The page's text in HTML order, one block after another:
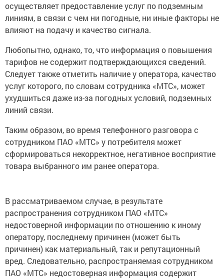
осуществляет предоставление услуг по подземным
линиям, в связи с чем ни погодные, ни иные факторы не
влияют на подачу и качество сигнала.
Любопытно, однако, то, что информация о повышения
тарифов не содержит подтверждающихся сведений.
Следует также отметить наличие у оператора, качество
услуг которого, по словам сотрудника «МТС», может
ухудшиться даже из-за погодных условий, подземных
линий связи.
Таким образом, во время телефонного разговора с
сотрудником ПАО «МТС» у потребителя может
сформироваться некорректное, негативное восприятие
товара выбранного им ранее оператора.
В рассматриваемом случае, в результате
распространения сотрудником ПАО «МТС»
недостоверной информации по отношению к иному
оператору, последнему причинен (может быть
причинен) как материальный, так и репутационный
вред. Следовательно, распространяемая сотрудником
ПАО «МТС» недостоверная информация содержит